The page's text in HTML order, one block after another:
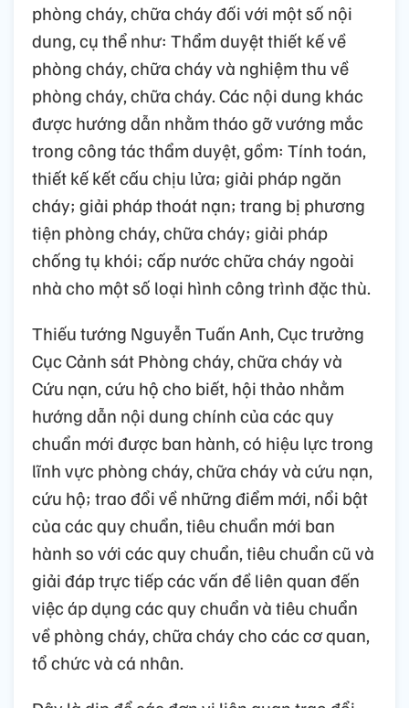
phòng cháy, chữa cháy đối với một số nội
dung, cụ thể như: Thẩm duyệt thiết kế về
phòng cháy, chữa cháy và nghiệm thu về
phòng cháy, chữa cháy. Các nội dung khác
được hướng dẫn nhằm tháo gỡ vướng mắc
trong công tác thẩm duyệt, gồm: Tính toán,
thiết kế kết cấu chịu lửa; giải pháp ngăn
cháy; giải pháp thoát nạn; trang bị phương
tiện phòng cháy, chữa cháy; giải pháp
chống tụ khói; cấp nước chữa cháy ngoài
nhà cho một số loại hình công trình đặc thù.
Thiếu tướng Nguyễn Tuấn Anh, Cục trưởng
Cục Cảnh sát Phòng cháy, chữa cháy và
Cứu nạn, cứu hộ cho biết, hội thảo nhằm
hướng dẫn nội dung chính của các quy
chuẩn mới được ban hành, có hiệu lực trong
lĩnh vực phòng cháy, chữa cháy và cứu nạn,
cứu hộ; trao đổi về những điểm mới, nổi bật
của các quy chuẩn, tiêu chuẩn mới ban
hành so với các quy chuẩn, tiêu chuẩn cũ và
giải đáp trực tiếp các vấn đề liên quan đến
việc áp dụng các quy chuẩn và tiêu chuẩn
về phòng cháy, chữa cháy cho các cơ quan,
tổ chức và cá nhân.